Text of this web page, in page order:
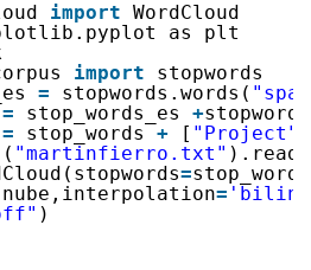
import WordCloud
as plt
import
stopwords
= stopwords.words(
= stop_words_es +
= stop_words + [ "Project"
( "martinfierro.txt"
=
=
)